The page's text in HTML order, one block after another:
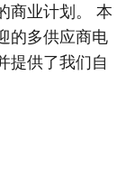
商业计划。 本
的多供应商电
提供了我们自